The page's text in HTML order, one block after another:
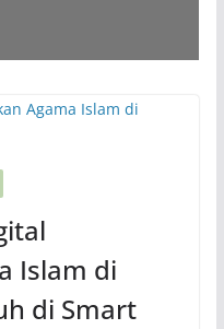
Islam di
di Smart